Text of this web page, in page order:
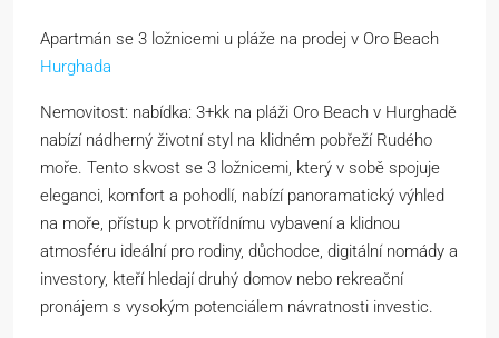
Apartmán se 3 ložnicemi u pláže na prodej v Oro Beach
Hurghada
Nemovitost: nabídka: 3+kk na pláži Oro Beach v Hurghadě
nabízí nádherný životní styl na klidném pobřeží Rudého
moře. Tento skvost se 3 ložnicemi, který v sobě spojuje
eleganci, komfort a pohodlí, nabízí panoramatický výhled
na moře, přístup k prvotřídnímu vybavení a klidnou
atmosféru ideální pro rodiny, důchodce, digitální nomády a
investory, kteří hledají druhý domov nebo rekreační
pronájem s vysokým potenciálem návratnosti investic.